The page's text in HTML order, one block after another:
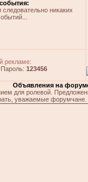
следовательно никаких
рекламе:
123456
Объявления на
для ролевой.
уважаемые